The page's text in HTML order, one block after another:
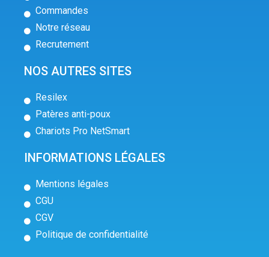
Commandes
Notre réseau
Recrutement
NOS AUTRES SITES
Resilex
Patères anti-poux
Chariots Pro NetSmart
INFORMATIONS LÉGALES
Mentions légales
CGU
CGV
Politique de confidentialité